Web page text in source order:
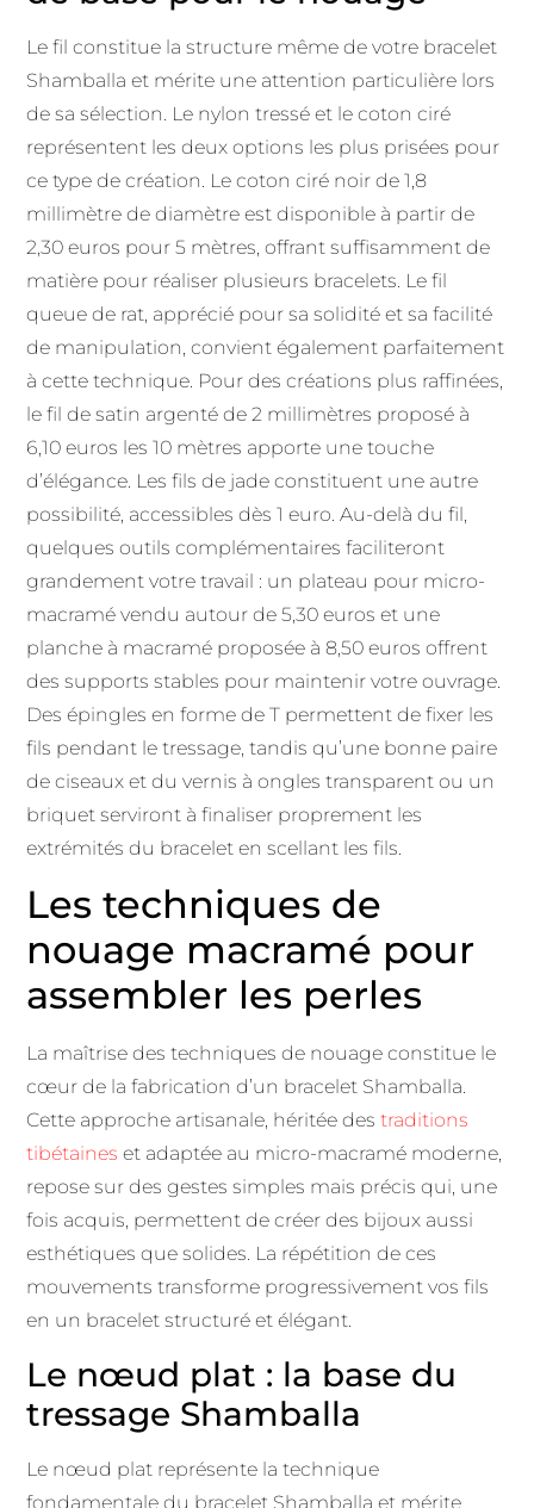
Le fil constitue la structure même de votre bracelet
Shamballa et mérite une attention particulière lors
de sa sélection. Le nylon tressé et le coton ciré
représentent les deux options les plus prisées pour
ce type de création. Le coton ciré noir de 1,8
millimètre de diamètre est disponible à partir de
2,30 euros pour 5 mètres, offrant suffisamment de
matière pour réaliser plusieurs bracelets. Le fil
queue de rat, apprécié pour sa solidité et sa facilité
de manipulation, convient également parfaitement
à cette technique. Pour des créations plus raffinées,
le fil de satin argenté de 2 millimètres proposé à
6,10 euros les 10 mètres apporte une touche
d’élégance. Les fils de jade constituent une autre
possibilité, accessibles dès 1 euro. Au-delà du fil,
quelques outils complémentaires faciliteront
grandement votre travail : un plateau pour micro-
macramé vendu autour de 5,30 euros et une
planche à macramé proposée à 8,50 euros offrent
des supports stables pour maintenir votre ouvrage.
Des épingles en forme de T permettent de fixer les
fils pendant le tressage, tandis qu’une bonne paire
de ciseaux et du vernis à ongles transparent ou un
briquet serviront à finaliser proprement les
extrémités du bracelet en scellant les fils.
Les techniques de
nouage macramé pour
assembler les perles
La maîtrise des techniques de nouage constitue le
cœur de la fabrication d’un bracelet Shamballa.
Cette approche artisanale, héritée destraditions
tibétaines et adaptée au micro-macramé moderne,
repose sur des gestes simples mais précis qui, une
fois acquis, permettent de créer des bijoux aussi
esthétiques que solides. La répétition de ces
mouvements transforme progressivement vos fils
en un bracelet structuré et élégant.
Le nœud plat : la base du
tressage Shamballa
Le nœud plat représente la technique
fondamentale du bracelet Shamballa et mérite